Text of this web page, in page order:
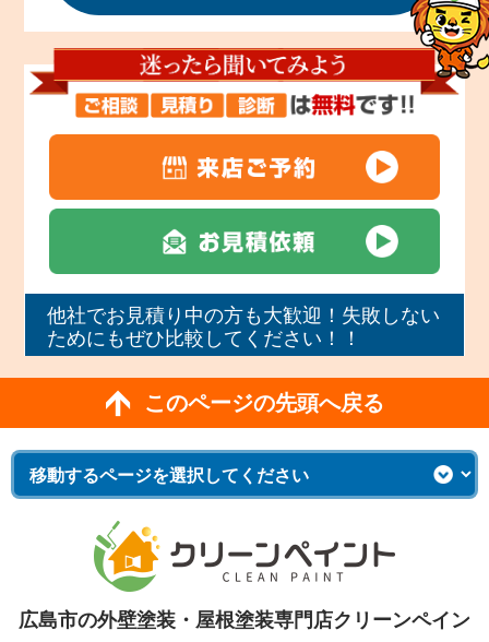
他社でお見積り中の方も大歓迎！失敗しない
ためにもぜひ比較してください！！
このページの先頭へ戻る
広島市の外壁塗装・屋根塗装専門店クリーンペイン